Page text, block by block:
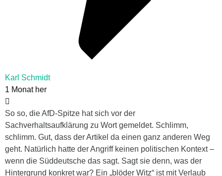
Karl Schmidt
1 Monat her
So so, die AfD-Spitze hat sich vor der
Sachverhaltsaufklärung zu Wort gemeldet. Schlimm,
schlimm. Gut, dass der Artikel da einen ganz anderen Weg
geht. Natürlich hatte der Angriff keinen politischen Kontext –
wenn die Süddeutsche das sagt. Sagt sie denn, was der
Hintergrund konkret war? Ein „blöder Witz“ ist mit Verlaub